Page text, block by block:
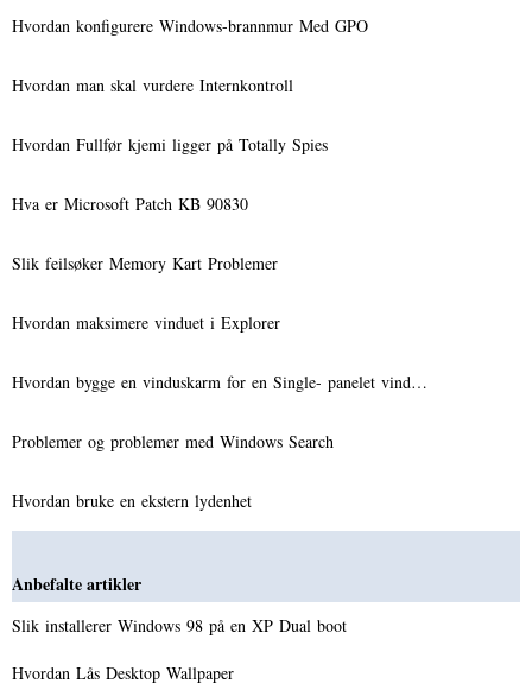
Hvordan konfigurere Windows-brannmur Med GPO
Hvordan man skal vurdere Internkontroll
Hvordan Fullfør kjemi ligger på Totally Spies
Hva er Microsoft Patch KB 90830
Slik feilsøker Memory Kart Problemer
Hvordan maksimere vinduet i Explorer
Hvordan bygge en vinduskarm for en Single- panelet vind…
Problemer og problemer med Windows Search
Hvordan bruke en ekstern lydenhet
Anbefalte artikler
Slik installerer Windows 98 på en XP Dual boot
Hvordan Lås Desktop Wallpaper